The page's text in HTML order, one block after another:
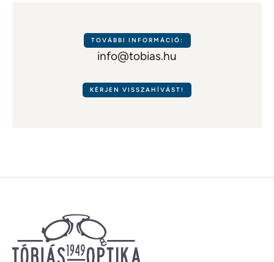
TOVÁBBI INFORMÁCIÓ:
info@tobias.hu
KÉRJEN VISSZAHÍVÁST!